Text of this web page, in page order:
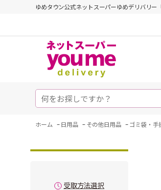
ゆめタウン公式ネットスーパーゆめデリバリー
ホーム - 日用品 - その他日用品 - ゴミ袋・手
受取方法選択